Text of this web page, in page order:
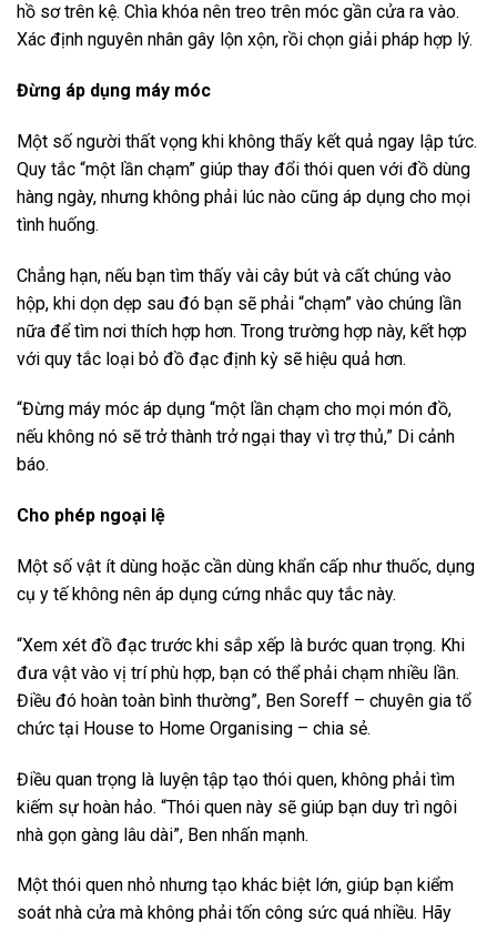
hồ sơ trên kệ. Chìa khóa nên treo trên móc gần cửa ra vào.
Xác định nguyên nhân gây lộn xộn, rồi chọn giải pháp hợp lý.
Đừng áp dụng máy móc
Một số người thất vọng khi không thấy kết quả ngay lập tức.
Quy tắc “một lần chạm” giúp thay đổi thói quen với đồ dùng
hàng ngày, nhưng không phải lúc nào cũng áp dụng cho mọi
tình huống.
Chẳng hạn, nếu bạn tìm thấy vài cây bút và cất chúng vào
hộp, khi dọn dẹp sau đó bạn sẽ phải “chạm” vào chúng lần
nữa để tìm nơi thích hợp hơn. Trong trường hợp này, kết hợp
với quy tắc loại bỏ đồ đạc định kỳ sẽ hiệu quả hơn.
“Đừng máy móc áp dụng “một lần chạm cho mọi món đồ,
nếu không nó sẽ trở thành trở ngại thay vì trợ thủ,” Di cảnh
báo.
Cho phép ngoại lệ
Một số vật ít dùng hoặc cần dùng khẩn cấp như thuốc, dụng
cụ y tế không nên áp dụng cứng nhắc quy tắc này.
“Xem xét đồ đạc trước khi sắp xếp là bước quan trọng. Khi
đưa vật vào vị trí phù hợp, bạn có thể phải chạm nhiều lần.
Điều đó hoàn toàn bình thường”, Ben Soreff – chuyên gia tổ
chức tại House to Home Organising – chia sẻ.
Điều quan trọng là luyện tập tạo thói quen, không phải tìm
kiếm sự hoàn hảo. “Thói quen này sẽ giúp bạn duy trì ngôi
nhà gọn gàng lâu dài”, Ben nhấn mạnh.
Một thói quen nhỏ nhưng tạo khác biệt lớn, giúp bạn kiểm
soát nhà cửa mà không phải tốn công sức quá nhiều. Hãy